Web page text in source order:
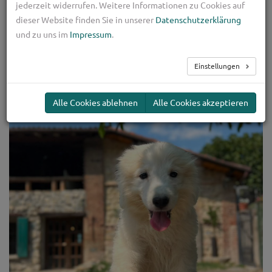
Cani, Cuccioli e
Cuccioloni
jederzeit widerrufen. Weitere Informationen zu Cookies auf
dieser Website finden Sie in unserer Datenschutzerklärung
und zu uns im Impressum.
Einstellungen
Alle Cookies ablehnen Alle Cookies akzeptieren